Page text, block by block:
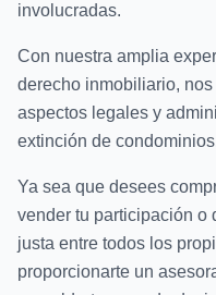
involucradas.
Con nuestra amplia
derecho inmobiliario,
aspectos legales y
extinción de
Ya sea que desees
vender tu participación o
justa entre todos los
proporcionarte un